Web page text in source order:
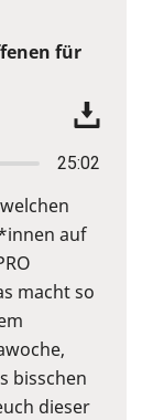
für
25:02
auf
macht so
bisschen
dieser